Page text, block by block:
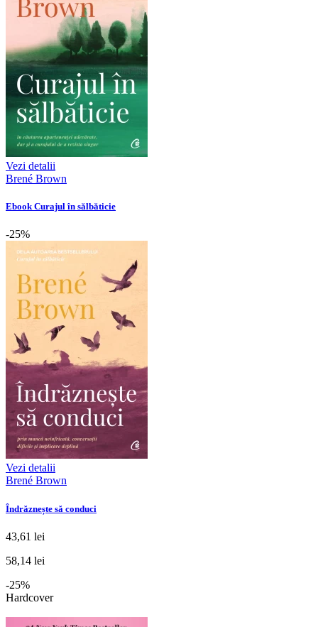
Vezi detalii
Brené Brown
Ebook Curajul în sălbăticie
-25%
Vezi detalii
Brené Brown
Îndrăznește să conduci
43,61 lei
58,14 lei
-25%
Hardcover